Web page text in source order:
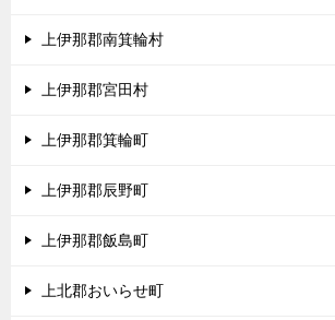
上伊那郡南箕輪村
上伊那郡宮田村
上伊那郡箕輪町
上伊那郡辰野町
上伊那郡飯島町
上北郡おいらせ町